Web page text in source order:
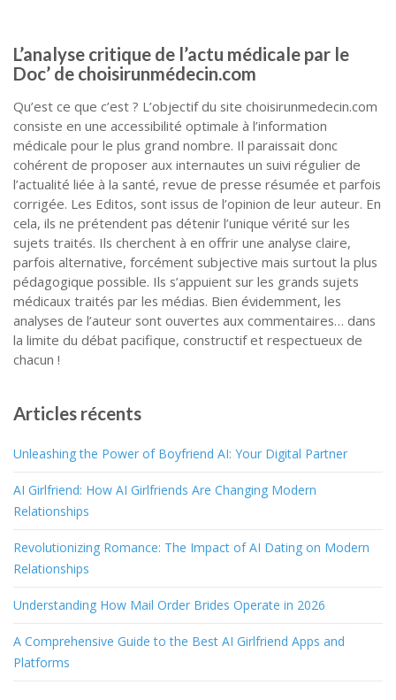
L’analyse critique de l’actu médicale par le
Doc’ de choisirunmédecin.com
Qu’est ce que c’est ? L’objectif du site choisirunmedecin.com
consiste en une accessibilité optimale à l’information
médicale pour le plus grand nombre. Il paraissait donc
cohérent de proposer aux internautes un suivi régulier de
l’actualité liée à la santé, revue de presse résumée et parfois
corrigée. Les Editos, sont issus de l’opinion de leur auteur. En
cela, ils ne prétendent pas détenir l’unique vérité sur les
sujets traités. Ils cherchent à en offrir une analyse claire,
parfois alternative, forcément subjective mais surtout la plus
pédagogique possible. Ils s’appuient sur les grands sujets
médicaux traités par les médias. Bien évidemment, les
analyses de l’auteur sont ouvertes aux commentaires… dans
la limite du débat pacifique, constructif et respectueux de
chacun !
Articles récents
Unleashing the Power of Boyfriend AI: Your Digital Partner
AI Girlfriend: How AI Girlfriends Are Changing Modern
Relationships
Revolutionizing Romance: The Impact of AI Dating on Modern
Relationships
Understanding How Mail Order Brides Operate in 2026
A Comprehensive Guide to the Best AI Girlfriend Apps and
Platforms